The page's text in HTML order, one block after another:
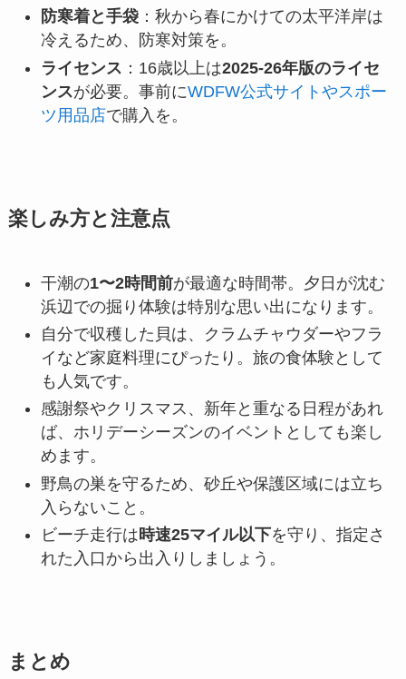
防寒着と手袋：秋から春にかけての太平洋岸は
冷えるため、防寒対策を。
ライセンス ：16歳以上は2025-26年版のライセ
ンスが必要。事前にWDFW公式サイトやスポー
ツ用品店で購入を。
楽しみ方と注意点
干潮の1〜2時間前が最適な時間帯。夕日が沈む
浜辺での掘り体験は特別な思い出になります。
自分で収穫した貝は、クラムチャウダーやフラ
イなど家庭料理にぴったり。旅の食体験として
も人気です。
感謝祭やクリスマス、新年と重なる日程があれ
ば、ホリデーシーズンのイベントとしても楽し
めます。
野鳥の巣を守るため、砂丘や保護区域には立ち
入らないこと。
ビーチ走行は時速25マイル以下を守り、指定さ
れた入口から出入りしましょう。
まとめ